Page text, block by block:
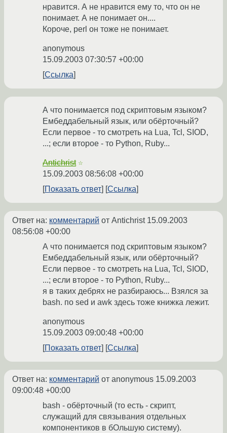
нравится. А не нравится ему то, что он не
понимает. А не понимает он....
Короче, perl он тоже не понимает.
anonymous
15.09.2003 07:30:57 +00:00
Ссылка
А что понимается под скриптовым языком?
Ембеддабельный язык, или обёрточный?
Если первое - то смотреть на Lua, Tcl, SIOD,
...; если второе - то Python, Ruby...
Antichrist ☆
15.09.2003 08:56:08 +00:00
Показать ответ
Ссылка
Ответ на: комментарий от Antichrist 15.09.2003
08:56:08 +00:00
А что понимается под скриптовым языком?
Ембеддабельный язык, или обёрточный?
Если первое - то смотреть на Lua, Tcl, SIOD,
...; если второе - то Python, Ruby...
я в таких дебрях не разбираюсь... Взялся за
bash. по sed и awk здесь тоже книжка лежит.
anonymous
15.09.2003 09:00:48 +00:00
Показать ответ
Ссылка
Ответ на: комментарий от anonymous 15.09.2003
09:00:48 +00:00
bash - обёрточный (то есть - скрипт,
служащий для связывания отдельных
компонентиков в бОльшую систему).